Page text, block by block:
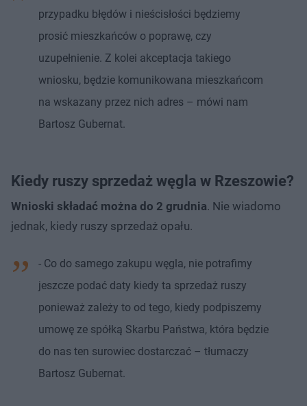
przypadku błędów i nieścisłości będziemy
prosić mieszkańców o poprawę, czy
uzupełnienie. Z kolei akceptacja takiego
wniosku, będzie komunikowana mieszkańcom
na wskazany przez nich adres – mówi nam
Bartosz Gubernat.
Kiedy ruszy sprzedaż węgla w Rzeszowie?
Wnioski składać można do 2 grudnia. Nie wiadomo
jednak, kiedy ruszy sprzedaż opału.
- Co do samego zakupu węgla, nie potrafimy
jeszcze podać daty kiedy ta sprzedaż ruszy
ponieważ zależy to od tego, kiedy podpiszemy
umowę ze spółką Skarbu Państwa, która będzie
do nas ten surowiec dostarczać – tłumaczy
Bartosz Gubernat.